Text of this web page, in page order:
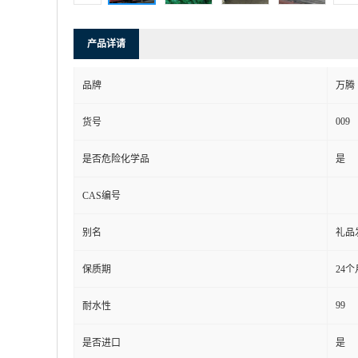
产品详请
品牌 万腾
货号 009
是否危险化学品 是
CAS编号
别名 礼品
保质期 24个
耐水性 99
是否进口 是